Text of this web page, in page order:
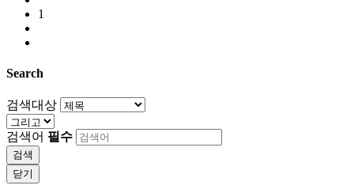
1
Search
검색대상
검색어 필수
검색
닫기